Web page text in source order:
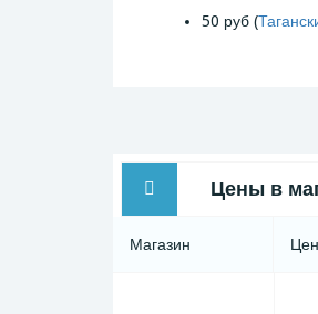
50 руб (
Цены в
Магазин